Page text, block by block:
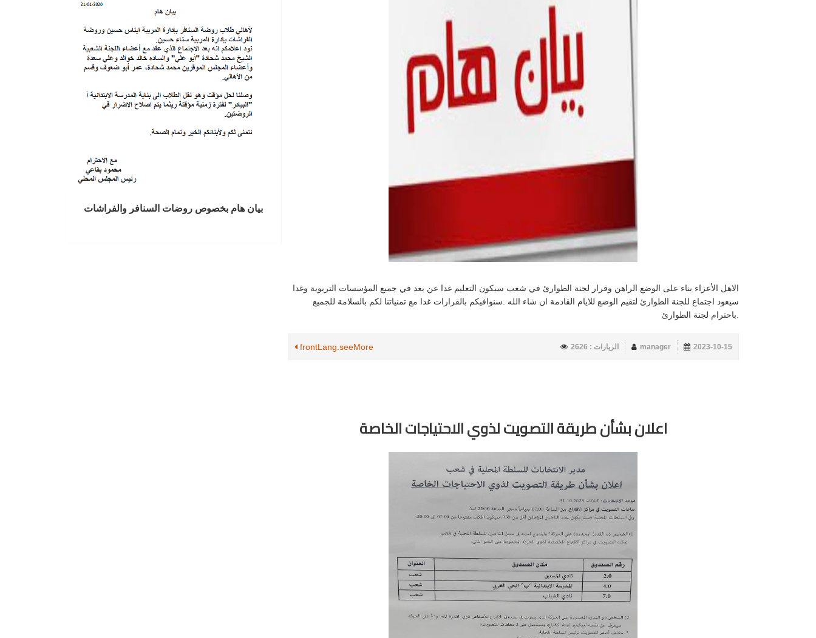
الاهل الأعزاء بناء على الوضع الراهن وقرار لجنة الطوارئ في شعب سيكون التعليم غدا عن بعد في جميع المؤسسات التربوية وغدا
سيعود اجتماع للجنة الطوارئ لتقيم الوضع للايام القادمة ان شاء الله .سنوافيكم بالقرارات غدا مع تمنياتنا لكم بالسلامة للجميع
.باحترام لجنة الطوارئ
2023-10-15
manager الزيارات : 2626 frontLang.seeMore
اعلان بشأن طريقة التصويت لذوي الاحتياجات الخاصة
بيان هام بخصوص روضات السنافر والفراشات